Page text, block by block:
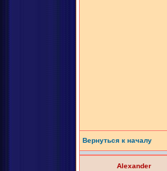
Вернуться к началу
Alexander